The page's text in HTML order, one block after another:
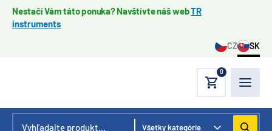
Nestačí Vám táto ponuka? Navštívte náš webTR
instruments
CZ SK
0